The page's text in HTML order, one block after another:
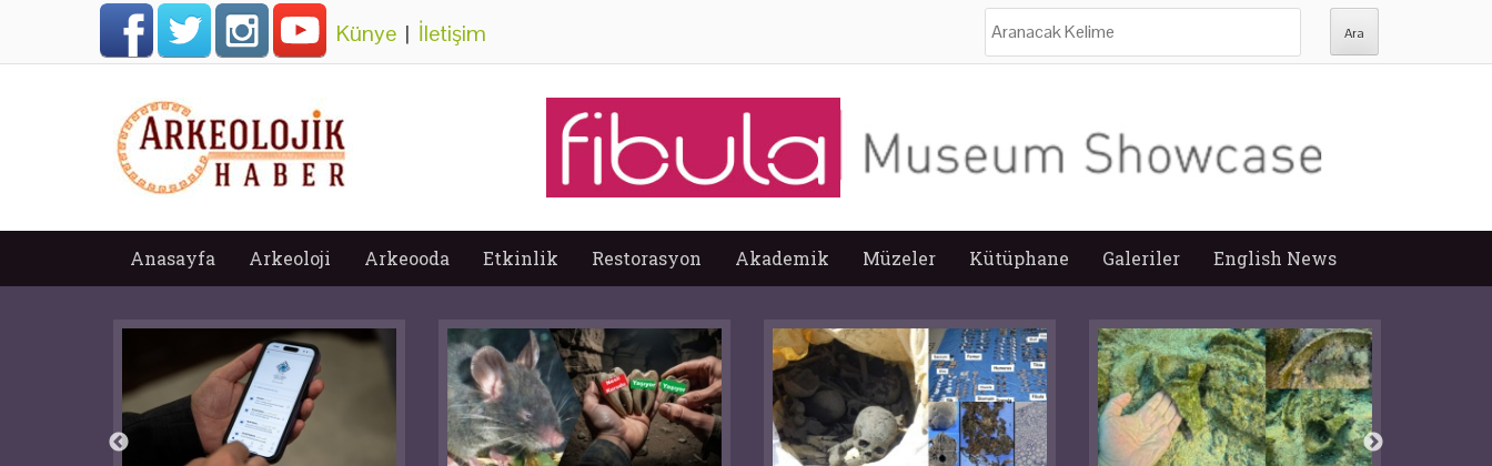
Künye | İletişim
Anasayfa Arkeoloji Arkeooda Etkinlik Restorasyon Akademik Müzeler Kütüphane Galeriler English News